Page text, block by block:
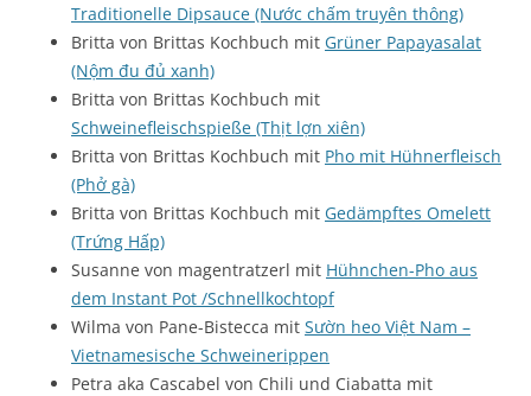
Traditionelle Dipsauce (Nước chấm truyên thông)
Britta von Brittas Kochbuch mit Grüner Papayasalat
(Nộm đu đủ xanh)
Britta von Brittas Kochbuch mit
Schweinefleischspieße (Thịt lợn xiên)
Britta von Brittas Kochbuch mit Pho mit Hühnerfleisch
(Phở gà)
Britta von Brittas Kochbuch mit Gedämpftes Omelett
(Trứng Hấp)
Susanne von magentratzerl mit Hühnchen-Pho aus
dem Instant Pot /Schnellkochtopf
Wilma von Pane-Bistecca mit Sườn heo Việt Nam –
Vietnamesische Schweinerippen
Petra aka Cascabel von Chili und Ciabatta mit